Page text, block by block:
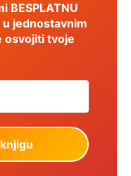
BESPLATNU
jednostavnim
osvojiti tvoje